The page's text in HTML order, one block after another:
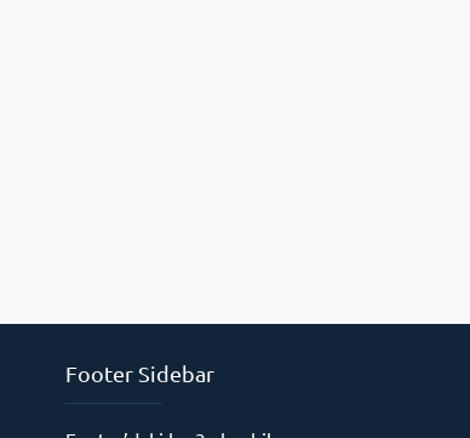
Footer Sidebar
Duygu Aktaş